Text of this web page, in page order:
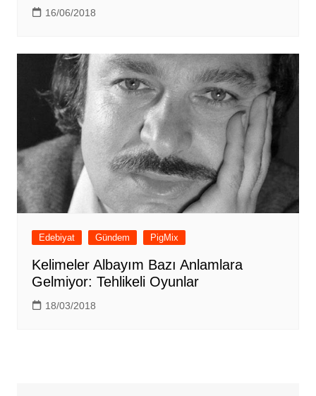
16/06/2018
Edebiyat Gündem PigMix
Kelimeler Albayım Bazı Anlamlara
Gelmiyor: Tehlikeli Oyunlar
18/03/2018